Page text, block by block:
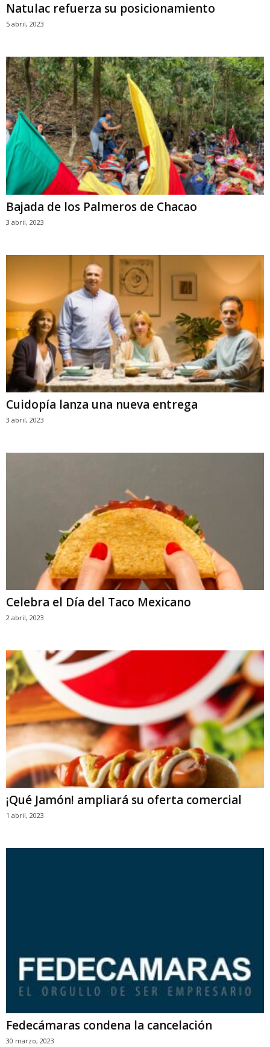
Natulac refuerza su posicionamiento
5 abril, 2023
Bajada de los Palmeros de Chacao
3 abril, 2023
Cuidopía lanza una nueva entrega
3 abril, 2023
Celebra el Día del Taco Mexicano
2 abril, 2023
¡Qué Jamón! ampliará su oferta comercial
1 abril, 2023
Fedecámaras condena la cancelación
30 marzo, 2023